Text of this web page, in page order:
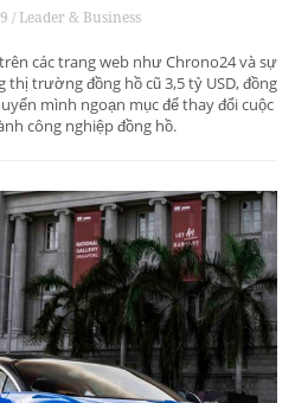
/ Leader & Business
các trang web như Chrono24 và sự
trường đồng hồ cũ 3,5 tỷ USD, đồng
mình ngoạn mục để thay đổi cuộc
công nghiệp đồng hồ.